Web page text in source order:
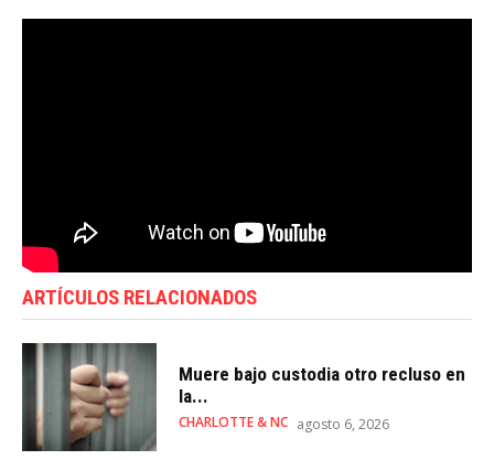
ARTÍCULOS RELACIONADOS
Muere bajo custodia otro recluso en
la...
CHARLOTTE & NC agosto 6, 2026